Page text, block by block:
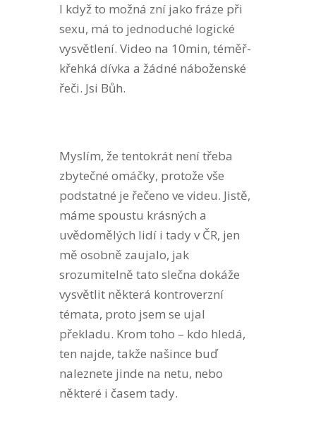
I když to možná zní jako fráze při
sexu, má to jednoduché logické
vysvětlení. Video na 10min, téměř-
křehká dívka a žádné náboženské
řeči. Jsi Bůh.
Myslím, že tentokrát není třeba
zbytečné omáčky, protože vše
podstatné je řečeno ve videu. Jistě,
máme spoustu krásných a
uvědomělých lidí i tady v ČR, jen
mě osobně zaujalo, jak
srozumitelně tato slečna dokáže
vysvětlit některá kontroverzní
témata, proto jsem se ujal
překladu. Krom toho – kdo hledá,
ten najde, takže našince buď
naleznete jinde na netu, nebo
některé i časem tady.